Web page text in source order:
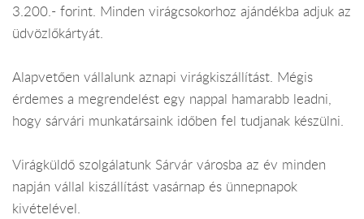
3.200.- forint. Minden virágcsokorhoz ajándékba adjuk az
üdvözlőkártyát.
Alapvetően vállalunk aznapi virágkiszállítást. Mégis
érdemes a megrendelést egy nappal hamarabb leadni,
hogy sárvári munkatársaink időben fel tudjanak készülni.
Virágküldő szolgálatunk Sárvár városba az év minden
napján vállal kiszállítást vasárnap és ünnepnapok
kivételével.